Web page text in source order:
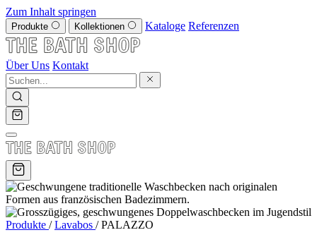
Zum Inhalt springen
Produkte Kollektionen Kataloge Referenzen
Über Uns Kontakt
Produkte / Lavabos / PALAZZO